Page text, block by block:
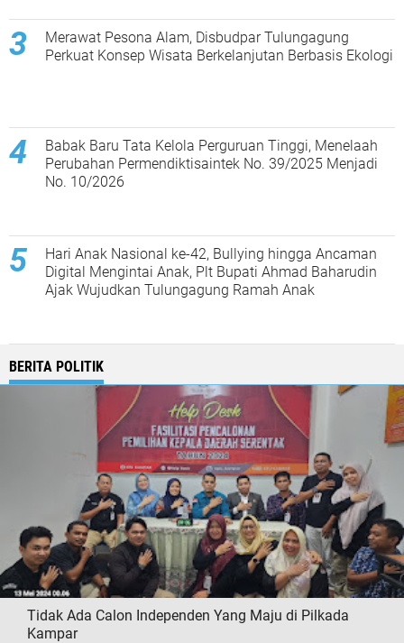
Merawat Pesona Alam, Disbudpar Tulungagung
Perkuat Konsep Wisata Berkelanjutan Berbasis Ekologi
Babak Baru Tata Kelola Perguruan Tinggi, Menelaah
Perubahan Permendiktisaintek No. 39/2025 Menjadi
No. 10/2026
Hari Anak Nasional ke-42, Bullying hingga Ancaman
Digital Mengintai Anak, Plt Bupati Ahmad Baharudin
Ajak Wujudkan Tulungagung Ramah Anak
BERITA POLITIK
Tidak Ada Calon Independen Yang Maju di Pilkada
Kampar